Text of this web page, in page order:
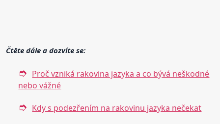
Čtěte dále a dozvíte se:
Proč vzniká rakovina jazyka a co bývá neškodné
nebo vážné
Kdy s podezřením na rakovinu jazyka nečekat